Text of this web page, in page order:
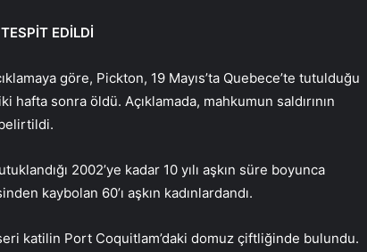
EDİLDİ
göre, Pickton, 19 Mayıs’ta Quebece’te tutulduğu
hafta sonra öldü. Açıklamada, mahkumun saldırının
2002’ye kadar 10 yılı aşkın süre boyunca
kaybolan 60’ı aşkın kadınlardandı.
katilin Port Coquitlam’daki domuz çiftliğinde bulundu.